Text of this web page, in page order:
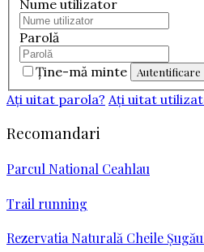
Nume utilizator
Parolă
Ţine-mă minte
Aţi uitat parola? Aţi uitat
Recomandari
Parcul National Ceahlau
Trail running
Rezervatia Naturală Cheile